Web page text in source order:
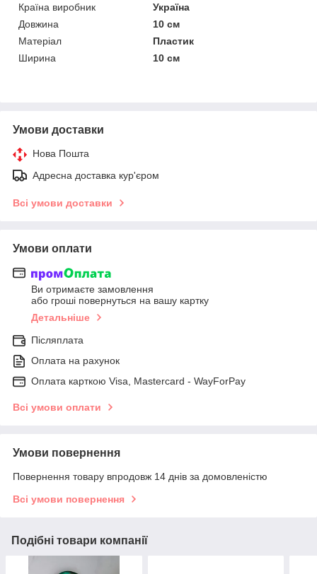
Країна виробник
Україна
Довжина
10 см
Матеріал
Пластик
Ширина
10 см
Умови доставки
Нова Пошта
Адресна доставка кур'єром
Всі умови доставки
Умови оплати
Ви отримаєте замовлення
або гроші повернуться на вашу картку
Детальніше
Післяплата
Оплата на рахунок
Оплата карткою Visa, Mastercard - WayForPay
Всі умови оплати
Умови повернення
Повернення товару впродовж 14 днів за домовленістю
Всі умови повернення
Подібні товари компанії